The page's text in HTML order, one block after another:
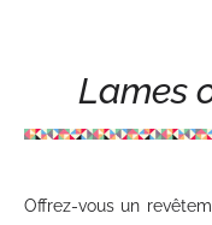
Lames
Offrez-vous un